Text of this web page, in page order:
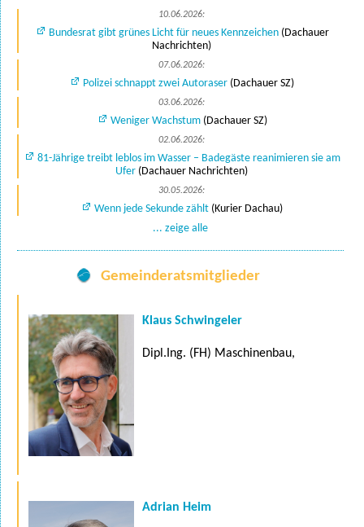
10.06.2026:
Bundesrat gibt grünes Licht für neues Kennzeichen(Dachauer
Nachrichten)
07.06.2026:
Polizei schnappt zwei Autoraser (Dachauer SZ)
03.06.2026:
Weniger Wachstum(Dachauer SZ)
02.06.2026:
81-Jährige treibt leblos im Wasser – Badegäste reanimieren sie am
Ufer(Dachauer Nachrichten)
30.05.2026:
Wenn jede Sekunde zählt (Kurier Dachau)
... zeige alle
Gemeinderatsmitglieder
Klaus Schwingeler
Dipl.Ing. (FH) Maschinenbau,
Adrian Heim